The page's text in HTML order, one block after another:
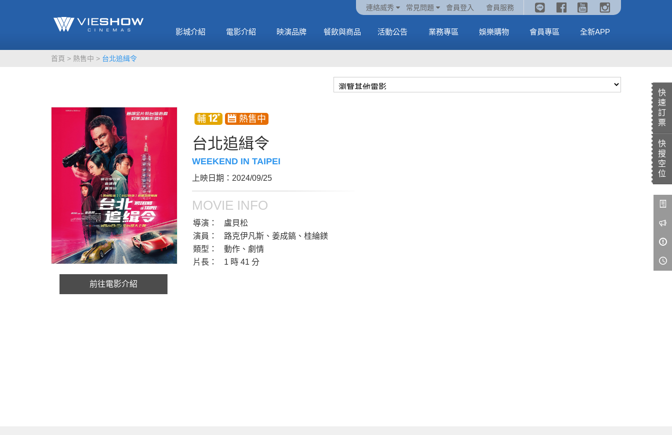
連絡威秀 常見問題 會員登入 會員服務
影城介紹 電影介紹
MORE MORE
ATEEZ 邀請你進入
另一個感官維度
MORE
火熱預售中《汪汪隊立大功：恐龍大電影》
映演品牌 餐飲與商品
MORE MORE
🥤威秀獨家電影套餐
🥤全台熱賣中
MORE
《劇場版吉伊卡哇》🥤威秀獨家電影套餐🥤
全台熱賣中
MORE
活動公告 業務專區 娛樂購物 會員專區 全新APP
快
速
訂
票
快
搜
空
位
首頁 熱售中 台北追緝令
前往電影介紹
台北追緝令
WEEKEND IN TAIPEI
上映日期：2024/09/25
MOVIE INFO
導演：
盧貝松
演員：
路克伊凡斯、姜成鎬、桂綸鎂
類型：
動作、劇情
片長：
1 時 41 分